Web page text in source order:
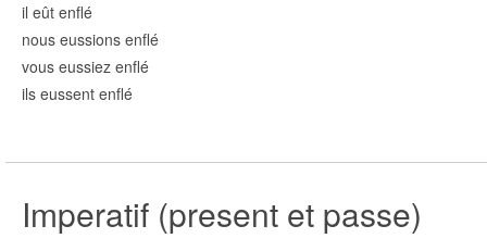
il eût enflé
nous eussions enflé
vous eussiez enflé
ils eussent enflé
Imperatif (present et passe)